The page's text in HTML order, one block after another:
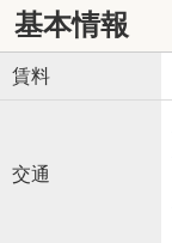
基本情報
賃料
交通